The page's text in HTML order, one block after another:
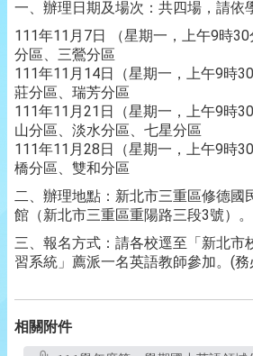
一、辦理日期及場次：共四場，請依
111年11月7日 （星期一，上午9時
分區、三鶯分區
111年11月14日（星期一，上午9時
莊分區、瑞芳分區
111年11月21日（星期一，上午9時
山分區、淡水分區、七星分區
111年11月28日（星期一，上午9時
橋分區、雙和分區
二、辦理地點：新北市三重區修德國
館（新北市三重區重陽路三段3號）。
三、報名方式：請各校逕至「新北市
習系統」薦派一名英語教師參加。(
相關附件